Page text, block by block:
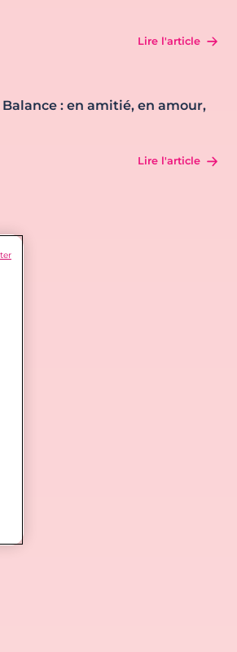
Lire l'article
: en amitié, en amour,
Lire l'article